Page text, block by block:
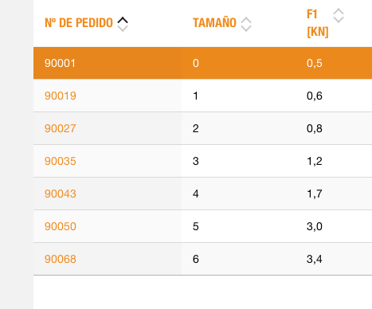
Nº DE PEDIDO TAMAÑO
F1
[KN]
90001 0 0,5
90019 1 0,6
90027 2 0,8
90035 3 1,2
90043 4 1,7
90050 5 3,0
90068 6 3,4